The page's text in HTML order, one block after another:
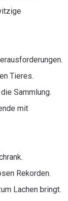
Tieres.
Sammlung.
mit
Rekorden.
Lachen bringt.